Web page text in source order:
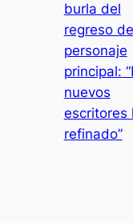
burla del
regreso
personaje
principal:
nuevos
escritores
refinado”